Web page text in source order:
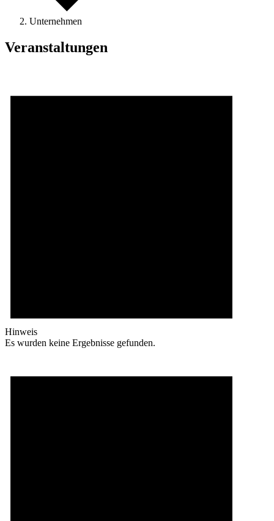
Unternehmen
Veranstaltungen
Hinweis
Es wurden keine Ergebnisse gefunden.